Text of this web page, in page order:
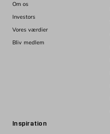
Om os
Investors
Vores værdier
Bliv medlem
Inspiration